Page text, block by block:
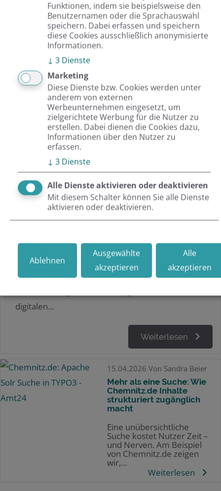
Neueste Beiträge
OroCommerce B2B E-Commerce
19.05.2026 |Von Sandra Beier
Hermann Meyer digitalisiert
Von kundenspezifischen Preisen über
digitalen…
Weiterlesen
15.04.2026 Von Sandra Beier
Mehr als eine Suche: Wie
Chemnitz.de Inhalte
strukturiert zugänglich
macht
Eine unübersichtliche
Suche kostet Nutzer Zeit –
und Nerven. Am Beispiel
von Chemnitz.de zeigen
wir,…
Weiterlesen
Funktionen, indem sie beispielsweise den
Benutzernamen oder die Sprachauswahl
speichern. Dabei erfassen und speichern
diese Cookies ausschließlich anonymisierte
Informationen.
↓ 3 Dienste
Marketing
Diese Dienste bzw. Cookies werden unter
anderem von externen
Werbeunternehmen eingesetzt, um
zielgerichtete Werbung für die Nutzer zu
erstellen. Dabei dienen die Cookies dazu,
Informationen über den Nutzer zu
erfassen.
↓ 3 Dienste
Alle Dienste aktivieren oder deaktivieren
Mit diesem Schalter können Sie alle Dienste
aktivieren oder deaktivieren.
Ablehnen
Ausgewählte
akzeptieren
Alle
akzeptieren